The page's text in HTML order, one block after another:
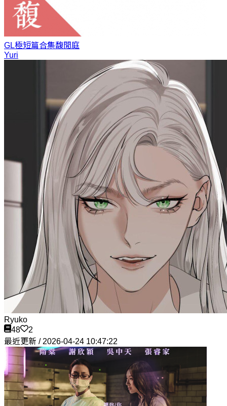
GL極短篇合集馥閒庭
Yuri
Ryuko
48
2
最近更新 / 2026-04-24 10:47:22